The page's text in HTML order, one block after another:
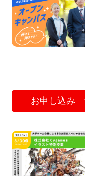
お申し込み